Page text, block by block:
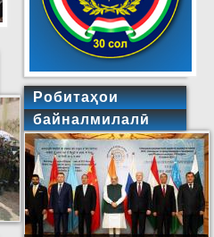
Робитаҳои
байналмилалӣ